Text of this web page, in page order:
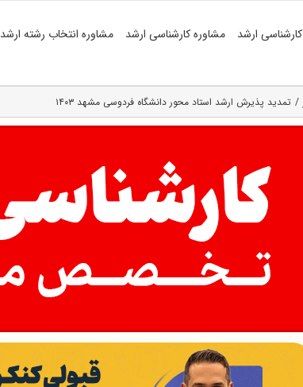
کارشناسی ارشد مشاوره کارشناسی ارشد مشاوره انتخاب رشته ارشد
تمدید پذیرش ارشد استاد محور دانشگاه فردوسی مشهد ۱۴۰۳